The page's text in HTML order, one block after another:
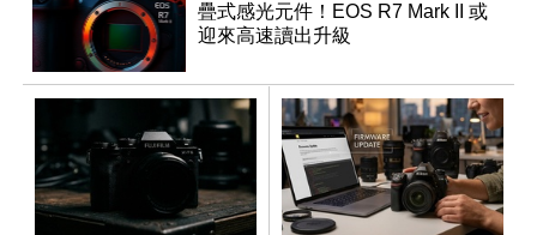
疊式感光元件！EOS R7 Mark II 或
迎來高速讀出升級